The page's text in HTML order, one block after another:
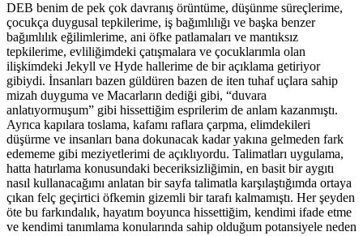
DEB benim de pek çok davranış örüntüme, düşünme süreçlerime,
çocukça duygusal tepkilerime, iş bağımlılığı ve başka benzer
bağımlılık eğilimlerime, ani öfke patlamaları ve mantıksız
tepkilerime, evliliğimdeki çatışmalara ve çocuklarımla olan
ilişkimdeki Jekyll ve Hyde hallerime de bir açıklama getiriyor
gibiydi. İnsanları bazen güldüren bazen de iten tuhaf uçlara sahip
mizah duyguma ve Macarların dediği gibi, “duvara
anlatıyormuşum” gibi hissettiğim esprilerim de anlam kazanmıştı.
Ayrıca kapılara toslama, kafamı raflara çarpma, elimdekileri
düşürme ve insanları bana dokunacak kadar yakına gelmeden fark
edememe gibi meziyetlerimi de açıklıyordu. Talimatları uygulama,
hatta hatırlama konusundaki beceriksizliğimin, en basit bir aygıtı
nasıl kullanacağımı anlatan bir sayfa talimatla karşılaştığımda ortaya
çıkan felç geçirtici öfkemin gizemli bir tarafı kalmamıştı. Her şeyden
öte bu farkındalık, hayatım boyunca hissettiğim, kendimi ifade etme
ve kendimi tanımlama konularında sahip olduğum potansiyele neden